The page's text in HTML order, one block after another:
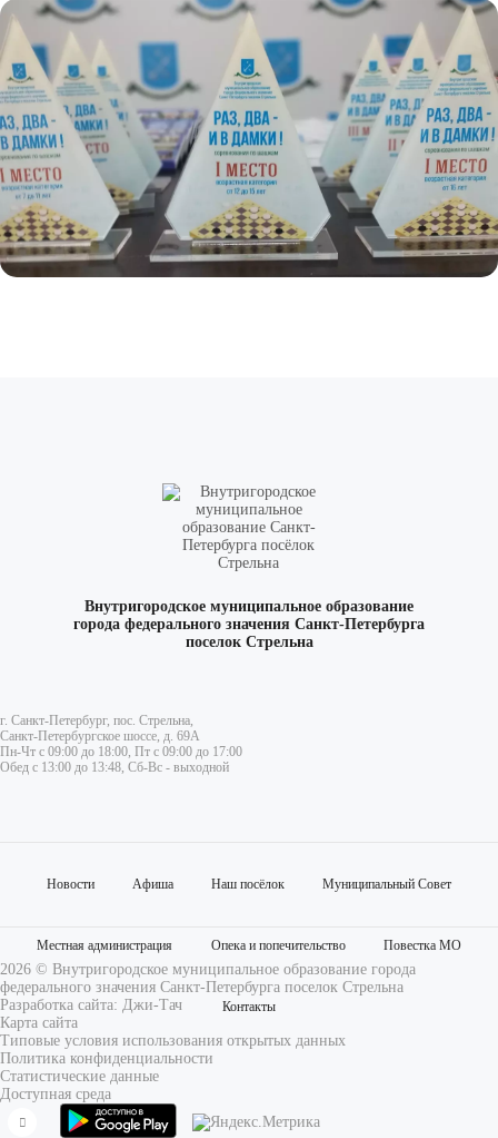
Внутригородское муниципальное образование
города федерального значения Санкт-Петербурга
поселок Стрельна
г. Санкт-Петербург, пос. Стрельна,
Санкт-Петербургское шоссе, д. 69А
Пн-Чт с 09:00 до 18:00, Пт с 09:00 до 17:00
Обед с 13:00 до 13:48, Сб-Вс - выходной
Новости Афиша Наш посёлок Муниципальный Совет
Местная администрация Опека и попечительство Повестка МО
Контакты
2026 © Внутригородское муниципальное образование города
федерального значения Санкт-Петербурга поселок Стрельна
Разработка сайта: Джи-Тач
Карта сайта
Типовые условия использования открытых данных
Политика конфиденциальности
Статистические данные
Доступная среда